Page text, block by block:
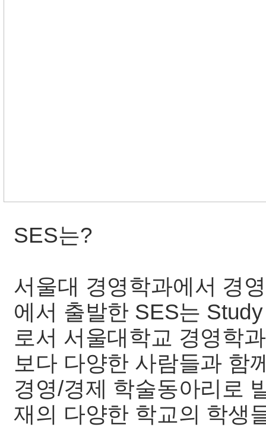
SES는?
서울대 경영학과에서 경
에서 출발한 SES는
로서 서울대학교 경영학
보다 다양한 사람들과 함
경영/경제 학술동아리로
재의 다양한 학교의 학생